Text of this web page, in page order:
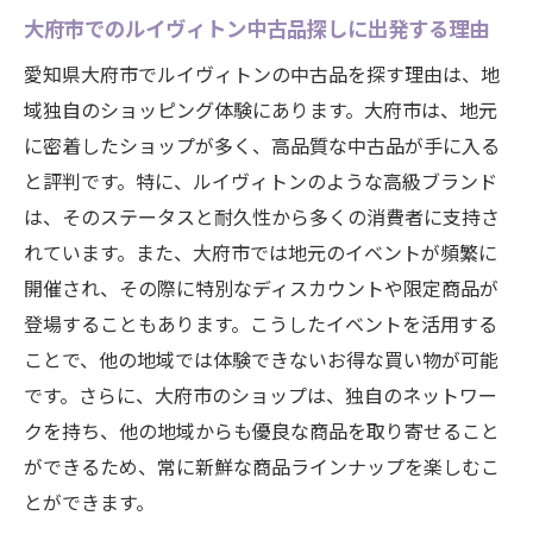
中古品市場のトレンドを捉える方法
購入するために
中古ルイヴィトンの品質を見極めるポイン
ト
価格交渉のテクニックでさらにお得に
人気モデルの見分け方と賢い選択肢
購入前に確認すべきアイテムの状態チェッ
ク
保証書と付属品の確認の重要性
信頼できる店舗の見つけ方
大府市でルイヴィトンの掘り出し物を見つける
ためのヒント
大府市でのルイヴィトン中古品探しに出発する理由
愛知県大府市でルイヴィトンの中古品を探す理由は、地
域独自のショッピング体験にあります。大府市は、地元
に密着したショップが多く、高品質な中古品が手に入る
と評判です。特に、ルイヴィトンのような高級ブランド
は、そのステータスと耐久性から多くの消費者に支持さ
れています。また、大府市では地元のイベントが頻繁に
開催され、その際に特別なディスカウントや限定商品が
登場することもあります。こうしたイベントを活用する
ことで、他の地域では体験できないお得な買い物が可能
です。さらに、大府市のショップは、独自のネットワー
クを持ち、他の地域からも優良な商品を取り寄せること
ができるため、常に新鮮な商品ラインナップを楽しむこ
とができます。